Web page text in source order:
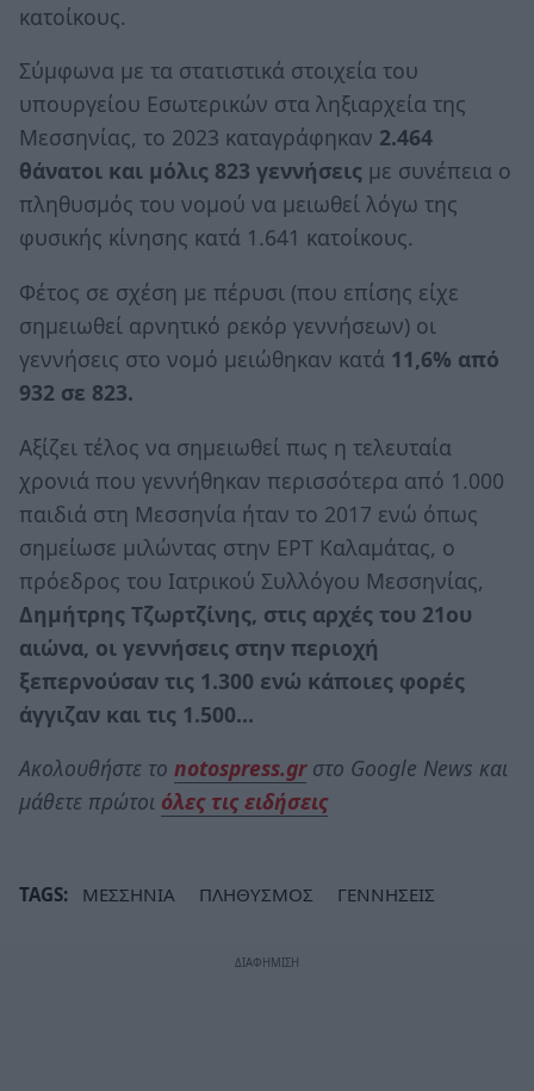
κατοίκους.
Σύμφωνα με τα στατιστικά στοιχεία του
υπουργείου Εσωτερικών στα ληξιαρχεία της
Μεσσηνίας, το 2023 καταγράφηκαν 2.464
θάνατοι και μόλις 823 γεννήσεις με συνέπεια ο
πληθυσμός του νομού να μειωθεί λόγω της
φυσικής κίνησης κατά 1.641 κατοίκους.
Φέτος σε σχέση με πέρυσι (που επίσης είχε
σημειωθεί αρνητικό ρεκόρ γεννήσεων) οι
γεννήσεις στο νομό μειώθηκαν κατά 11,6% από
932 σε 823.
Αξίζει τέλος να σημειωθεί πως η τελευταία
χρονιά που γεννήθηκαν περισσότερα από 1.000
παιδιά στη Μεσσηνία ήταν το 2017 ενώ όπως
σημείωσε μιλώντας στην ΕΡΤ Καλαμάτας, ο
πρόεδρος του Ιατρικού Συλλόγου Μεσσηνίας,
Δημήτρης Τζωρτζίνης, στις αρχές του 21ου
αιώνα, οι γεννήσεις στην περιοχή
ξεπερνούσαν τις 1.300 ενώ κάποιες φορές
άγγιζαν και τις 1.500…
Ακολουθήστε το notospress.grστο Google News και
μάθετε πρώτοι όλες τις ειδήσεις
TAGS: ΜΕΣΣΗΝΙΑ ΠΛΗΘΥΣΜΟΣ ΓΕΝΝΗΣΕΙΣ